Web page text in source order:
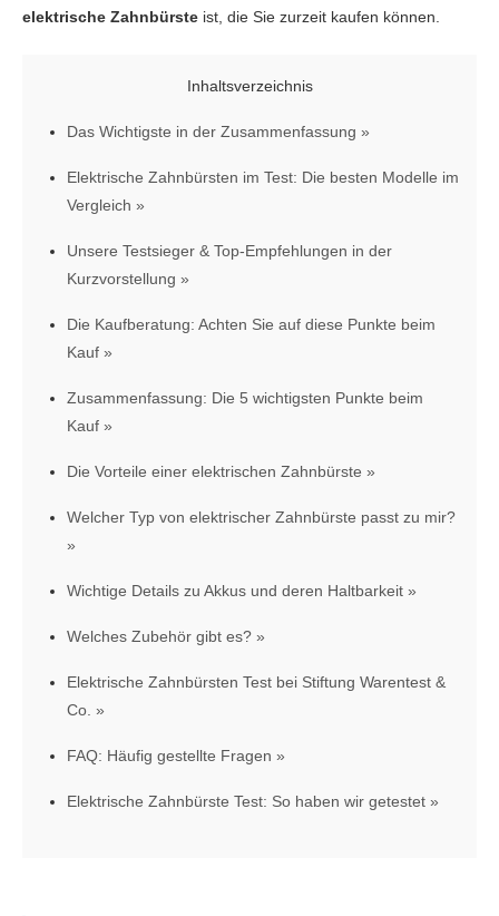
elektrische Zahnbürste ist, die Sie zurzeit kaufen können.
Inhaltsverzeichnis
Das Wichtigste in der Zusammenfassung
Elektrische Zahnbürsten im Test: Die besten Modelle im
Vergleich
Unsere Testsieger & Top-Empfehlungen in der
Kurzvorstellung
Die Kaufberatung: Achten Sie auf diese Punkte beim
Kauf
Zusammenfassung: Die 5 wichtigsten Punkte beim
Kauf
Die Vorteile einer elektrischen Zahnbürste
Welcher Typ von elektrischer Zahnbürste passt zu mir?
Wichtige Details zu Akkus und deren Haltbarkeit
Welches Zubehör gibt es?
Elektrische Zahnbürsten Test bei Stiftung Warentest &
Co.
FAQ: Häufig gestellte Fragen
Elektrische Zahnbürste Test: So haben wir getestet